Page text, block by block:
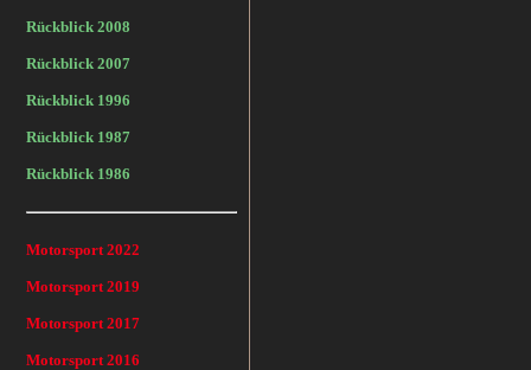
Rückblick 2008
Rückblick 2007
Rückblick 1996
Rückblick 1987
Rückblick 1986
Motorsport 2022
Motorsport 2019
Motorsport 2017
Motorsport 2016